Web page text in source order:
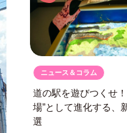
ニュース＆コラム
道の駅を遊びつくせ！
場”として進化する、
選